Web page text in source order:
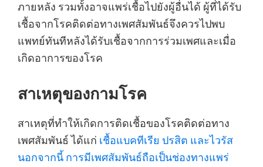
ภายหลัง รวมทั้งอาจแพร่เชื้อไปยังผู้อื่นได้ ผู้ที่ได้รับ
เชื้อจากโรคติดต่อทางเพศสัมพันธ์จึงควรไปพบ
แพทย์ทันทีหลังได้รับเชื้อจากการร่วมเพศและเมื่อ
เกิดอาการของโรค
สาเหตุของกามโรค
สาเหตุที่ทำให้เกิดการติดเชื้อของโรคติดต่อทาง
เพศสัมพันธ์ ได้แก่ เชื้อแบคทีเรีย ปรสิต และไวรัส
นอกจากนี้ การมีเพศสัมพันธ์ถือเป็นช่องทางแพร่